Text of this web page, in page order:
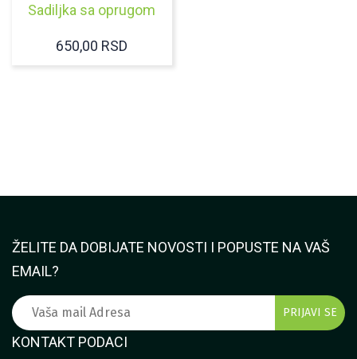
Sadiljka sa oprugom
650,00 RSD
ŽELITE DA DOBIJATE NOVOSTI I POPUSTE NA VAŠ
EMAIL?
KONTAKT PODACI